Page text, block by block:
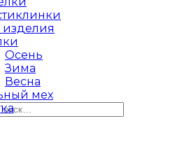
Осень
Зима
Весна
мех